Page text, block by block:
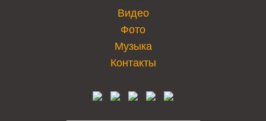
Видео
Фото
Музыка
Контакты